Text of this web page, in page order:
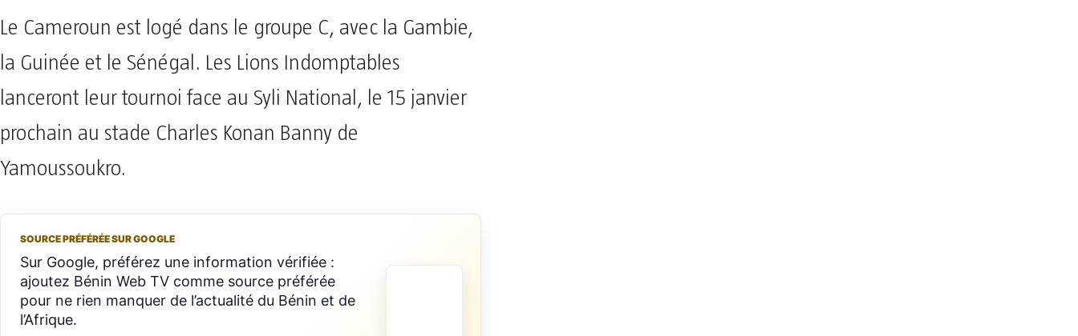
Le Cameroun est logé dans le groupe C, avec la Gambie,
la Guinée et le Sénégal. Les Lions Indomptables
lanceront leur tournoi face au Syli National, le 15 janvier
prochain au stade Charles Konan Banny de
Yamoussoukro.
SOURCE PRÉFÉRÉE SUR GOOGLE
Sur Google, préférez une information vérifiée :
ajoutez Bénin Web TV comme source préférée
pour ne rien manquer de l’actualité du Bénin et de
l’Afrique.